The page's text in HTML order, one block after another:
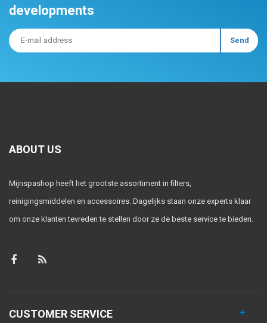
developments
ABOUT US
Mijnspashop heeft het grootste assortiment in filters,
reinigingsmiddelen en accessoires. Dagelijks staan onze experts klaar
om onze klanten tevreden te stellen door ze de beste service te bieden.
CUSTOMER SERVICE